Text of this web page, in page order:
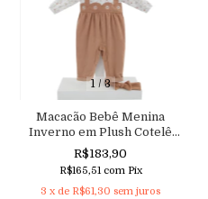
1/3
Macacão Bebê Menina
Inverno em Plush Cotelê
Abertura nas Costas e Tiara
Aconchego
R$183,90
R$165,51 com Pix
3 x de R$61,30 sem juros